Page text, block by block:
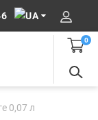
0
0,07 л